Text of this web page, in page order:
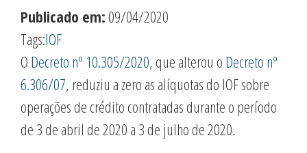
Publicado em:09/04/2020
Tags:IOF
O Decreto nº 10.305/2020, que alterou o Decreto nº
6.306/07, reduziu a zero as alíquotas do IOF sobre
operações de crédito contratadas durante o período
de 3 de abril de 2020 a 3 de julho de 2020.